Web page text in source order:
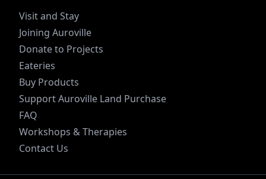
Visit and Stay
Joining Auroville
Donate to Projects
Eateries
Buy Products
Support Auroville Land Purchase
FAQ
Workshops & Therapies
Contact Us